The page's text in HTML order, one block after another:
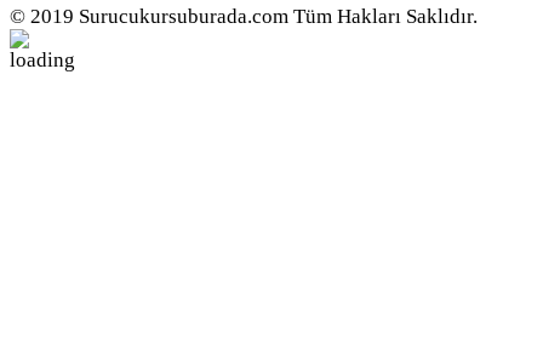
© 2019 Surucukursuburada.com Tüm Hakları Saklıdır.